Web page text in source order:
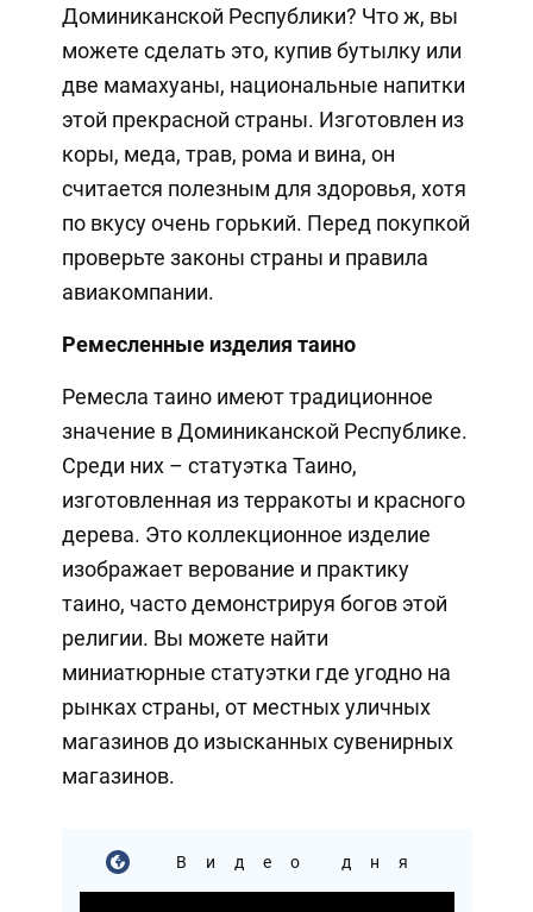
Доминиканской Республики? Что ж, вы
можете сделать это, купив бутылку или
две мамахуаны, национальные напитки
этой прекрасной страны. Изготовлен из
коры, меда, трав, рома и вина, он
считается полезным для здоровья, хотя
по вкусу очень горький. Перед покупкой
проверьте законы страны и правила
авиакомпании.
Ремесленные изделия таино
Ремесла таино имеют традиционное
значение в Доминиканской Республике.
Среди них – статуэтка Таино,
изготовленная из терракоты и красного
дерева. Это коллекционное изделие
изображает верование и практику
таино, часто демонстрируя богов этой
религии. Вы можете найти
миниатюрные статуэтки где угодно на
рынках страны, от местных уличных
магазинов до изысканных сувенирных
магазинов.
Видео дня